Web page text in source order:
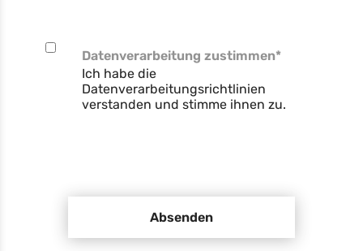
Datenverarbeitung zustimmen*
Ich habe die
Datenverarbeitungsrichtlinien
verstanden und stimme ihnen zu.
Absenden